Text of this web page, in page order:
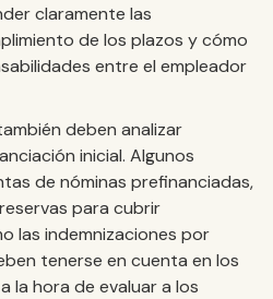
claramente las
de los plazos y cómo
entre el empleador
deben analizar
inicial. Algunos
de nóminas prefinanciadas,
para cubrir
las indemnizaciones por
tenerse en cuenta en los
la hora de evaluar a los